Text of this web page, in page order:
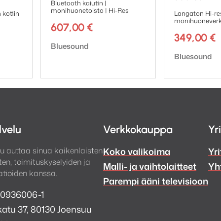
kotiin
Bluetooth kaiutin |
monihuonetoisto | Hi-Res
607,00 €
Tuotemerkki:
Bluesound
Langaton Hi-
349,00 €
Tuotemerkki:
Bluesound
auttaa sinua kaikenlaisten
toimituskyselyiden ja
kanssa.
1
37, 80130 Joensuu
Verkkokauppa
Koko valikoima
Malli- ja vaihtolaitteet
Parempi ääni televisioon